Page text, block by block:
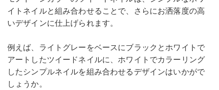
イトネイルと組み合わせることで、さらにお洒落度の高
いデザインに仕上げられます。
例えば、ライトグレーをベースにブラックとホワイトで
アートしたツイードネイルに、ホワイトでカラーリング
したシンプルネイルを組み合わせるデザインはいかがで
しょうか。